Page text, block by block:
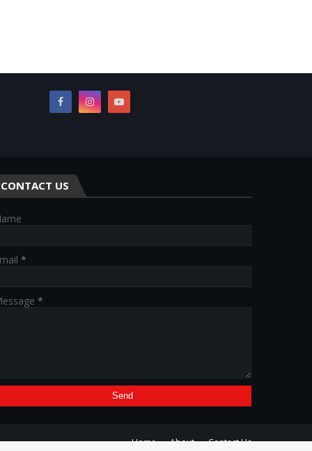
CONTACT US
*
*
Home About Contact Us